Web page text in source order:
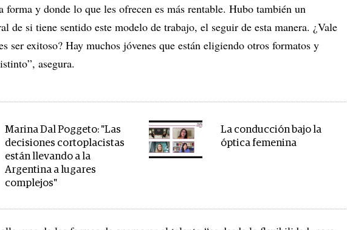
forma y donde lo que les ofrecen es más rentable. Hubo también un
de si tiene sentido este modelo de trabajo, el seguir de esta manera. ¿Vale
ser exitoso? Hay muchos jóvenes que están eligiendo otros formatos y
asegura.
Marina Dal Poggeto: "Las
decisiones cortoplacistas
están llevando a la
Argentina a lugares
complejos"
La conducción bajo la
óptica femenina